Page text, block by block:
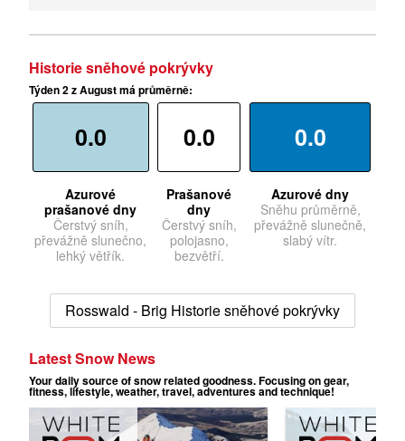
Historie sněhové pokrývky
Týden 2 z August má průměrně:
0.0
Azurové
prašanové dny
Čerstvý sníh,
převážně slunečno,
lehký větřík.
0.0
Prašanové
dny
Čerstvý sníh,
polojasno,
bezvětří.
0.0
Azurové dny
Sněhu průměrně,
převážně slunečně,
slabý vítr.
Rosswald - Brig Historie sněhové pokrývky